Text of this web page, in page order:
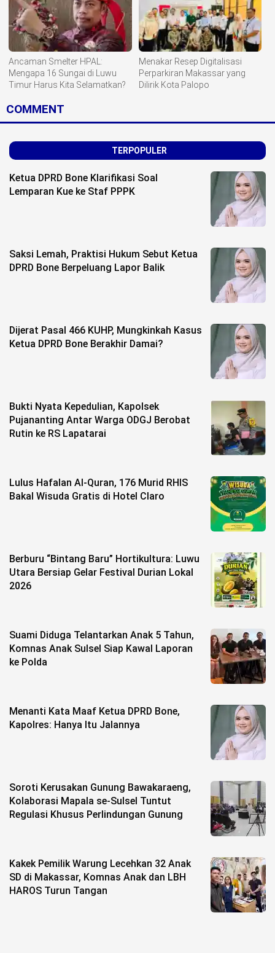
Ancaman Smelter HPAL:
Mengapa 16 Sungai di Luwu
Timur Harus Kita Selamatkan?
Menakar Resep Digitalisasi
Perparkiran Makassar yang
Dilirik Kota Palopo
COMMENT
TERPOPULER
Ketua DPRD Bone Klarifikasi Soal
Lemparan Kue ke Staf PPPK
Saksi Lemah, Praktisi Hukum Sebut Ketua
DPRD Bone Berpeluang Lapor Balik
Dijerat Pasal 466 KUHP, Mungkinkah Kasus
Ketua DPRD Bone Berakhir Damai?
Bukti Nyata Kepedulian, Kapolsek
Pujananting Antar Warga ODGJ Berobat
Rutin ke RS Lapatarai
Lulus Hafalan Al-Quran, 176 Murid RHIS
Bakal Wisuda Gratis di Hotel Claro
Berburu “Bintang Baru” Hortikultura: Luwu
Utara Bersiap Gelar Festival Durian Lokal
2026
Suami Diduga Telantarkan Anak 5 Tahun,
Komnas Anak Sulsel Siap Kawal Laporan
ke Polda
Menanti Kata Maaf Ketua DPRD Bone,
Kapolres: Hanya Itu Jalannya
Soroti Kerusakan Gunung Bawakaraeng,
Kolaborasi Mapala se-Sulsel Tuntut
Regulasi Khusus Perlindungan Gunung
Kakek Pemilik Warung Lecehkan 32 Anak
SD di Makassar, Komnas Anak dan LBH
HAROS Turun Tangan